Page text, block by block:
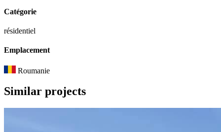
Catégorie
résidentiel
Emplacement
Roumanie
Similar projects